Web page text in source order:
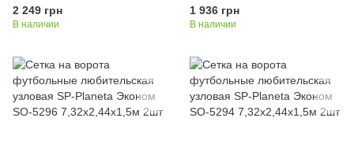
узловая SP-Sport C-5008
7,32x2,44x1,5м 2шт
2 249 грн
В наличии
узловая SP-Sport C-5370
7,32x2,44x1,5м 2шт
1 936 грн
В наличии